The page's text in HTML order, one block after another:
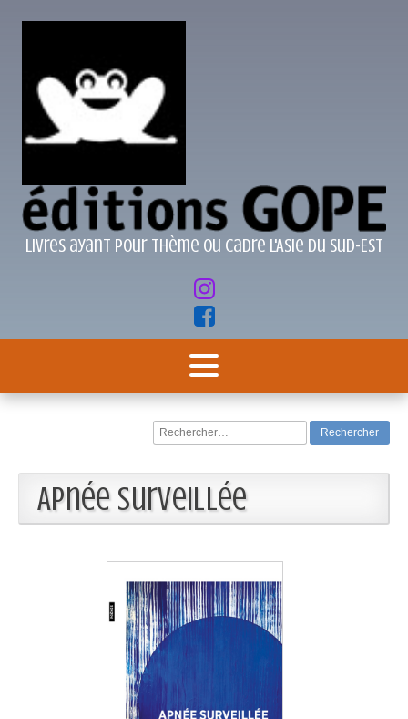
Livres ayant pour thème ou cadre l'Asie du Sud-Est
Rechercher :
Apnée surveillée